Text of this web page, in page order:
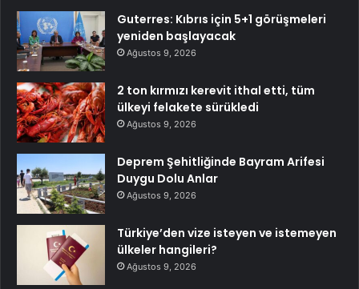
Guterres: Kıbrıs için 5+1 görüşmeleri
yeniden başlayacak
Ağustos 9, 2026
2 ton kırmızı kerevit ithal etti, tüm
ülkeyi felakete sürükledi
Ağustos 9, 2026
Deprem Şehitliğinde Bayram Arifesi
Duygu Dolu Anlar
Ağustos 9, 2026
Türkiye’den vize isteyen ve istemeyen
ülkeler hangileri?
Ağustos 9, 2026